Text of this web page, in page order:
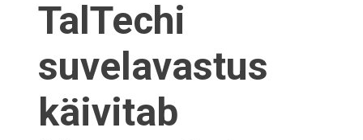
TalTechi
suvelavastus
käivitab